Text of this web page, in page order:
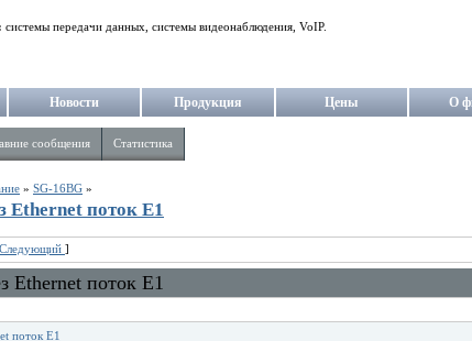
системы передачи данных, системы видеонаблюдения, VoIP.
Новости Продукция Цены О
сообщения Статистика
» SG-16BG »
Ethernet поток Е1
Следующий ]
Ethernet поток Е1
поток Е1